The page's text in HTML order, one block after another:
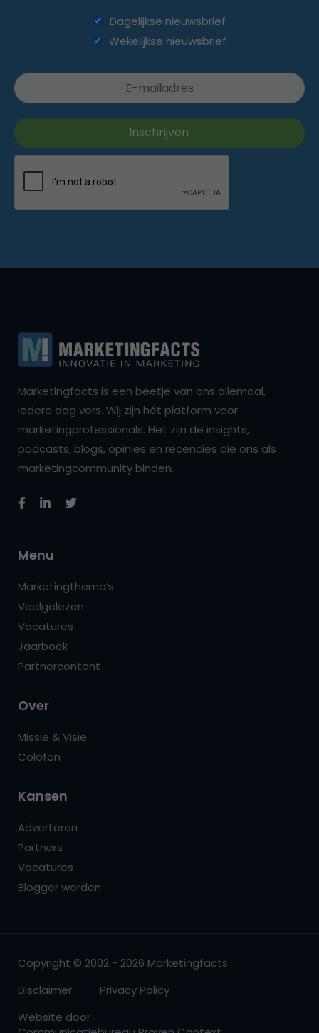
Dagelijkse nieuwsbrief
Wekelijkse nieuwsbrief
Marketingfacts is een beetje van ons allemaal,
iedere dag vers. Wij zijn hét platform voor
marketingprofessionals. Het zijn de insights,
podcasts, blogs, opinies en recencies die ons als
marketingcommunity binden.
Menu
Marketingthema’s
Veelgelezen
Vacatures
Jaarboek
Partnercontent
Over
Missie & Visie
Colofon
Kansen
Adverteren
Partners
Vacatures
Blogger worden
Copyright © 2002 - 2026 Marketingfacts
Disclaimer
Privacy Policy
Website door